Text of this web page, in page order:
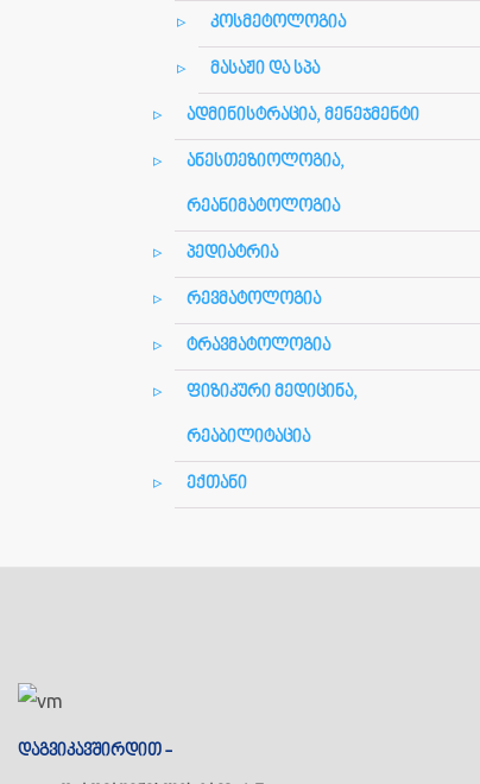
კოსმეტოლოგია
მასაჟი და სპა
ადმინისტრაცია, მენეჯმენტი
ანესთეზიოლოგია,
რეანიმატოლოგია
პედიატრია
რევმატოლოგია
ტრავმატოლოგია
ფიზიკური მედიცინა,
რეაბილიტაცია
ექთანი
დაგვიკავშირდით -